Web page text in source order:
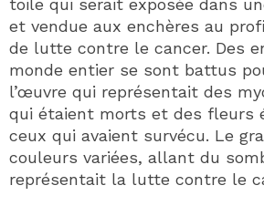
toile qui serait exposée dans
et vendue aux enchères au
de lutte contre le cancer. Des
monde entier se sont battus
l’œuvre qui représentait des
qui étaient morts et des fleurs
ceux qui avaient survécu. Le
couleurs variées, allant du
représentait la lutte contre le